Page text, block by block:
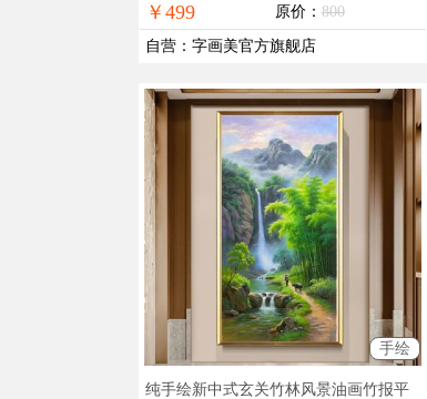
￥499 原价： 800
自营 ： 字画美官方旗舰店
手绘
纯手绘新中式玄关竹林风景油画竹报平